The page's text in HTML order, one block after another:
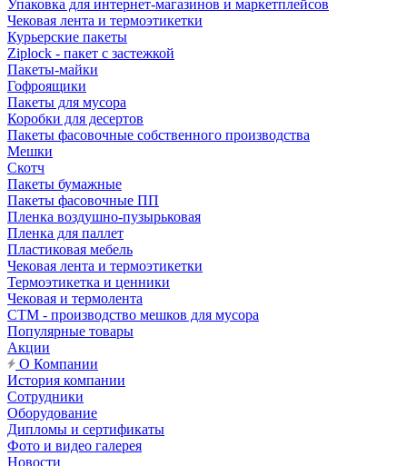
Упаковка для интернет-магазинов и маркетплейсов
Чековая лента и термоэтикетки
Курьерские пакеты
Ziplock - пакет с застежкой
Пакеты-майки
Гофроящики
Пакеты для мусора
Коробки для десертов
Пакеты фасовочные собственного производства
Мешки
Скотч
Пакеты бумажные
Пакеты фасовочные ПП
Пленка воздушно-пузырьковая
Пленка для паллет
Пластиковая мебель
Чековая лента и термоэтикетки
Термоэтикетка и ценники
Чековая и термолента
СТМ - производство мешков для мусора
Популярные товары
Акции
О Компании
История компании
Сотрудники
Оборудование
Дипломы и сертификаты
Фото и видео галерея
Новости